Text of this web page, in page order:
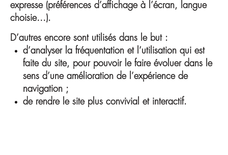
expresse (préférences d’affichage à l’écran, langue
choisie…).
D’autres encore sont utilisés dans le but :
d’analyser la fréquentation et l’utilisation qui est
faite du site, pour pouvoir le faire évoluer dans le
sens d’une amélioration de l’expérience de
navigation ;
de rendre le site plus convivial et interactif.